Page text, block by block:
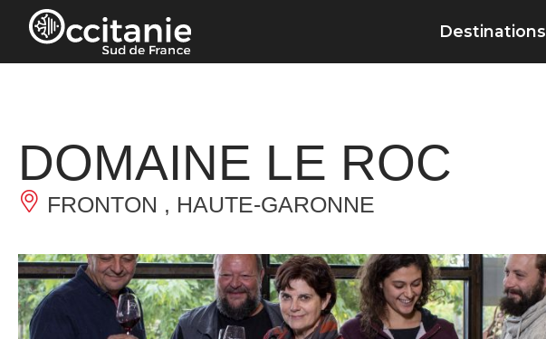
Panneau de gestion des cookies
Destinations
DOMAINE LE ROC
FRONTON , HAUTE-GARONNE